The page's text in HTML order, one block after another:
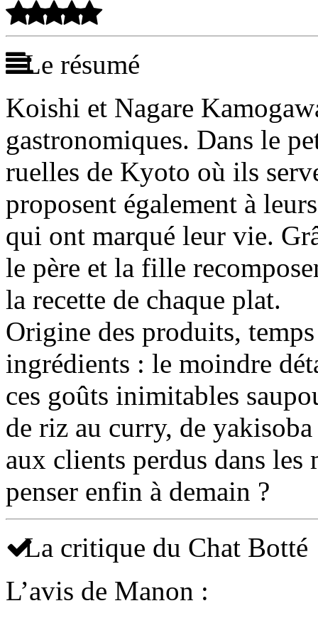
Le résumé
Koishi et Nagare
gastronomiques. Dans le
ruelles de Kyoto où ils
proposent également à
qui ont marqué leur vie.
le père et la fille
la recette de chaque plat.
Origine des produits,
ingrédients : le moindre
ces goûts inimitables
de riz au curry, de
aux clients perdus dans les
penser enfin à demain ?
La critique du Chat Botté
L’avis de Manon :